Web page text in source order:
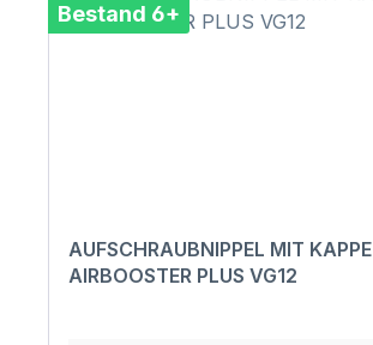
Bestand 6+
AUFSCHRAUBNIPPEL MIT KAPPE
AIRBOOSTER PLUS VG12